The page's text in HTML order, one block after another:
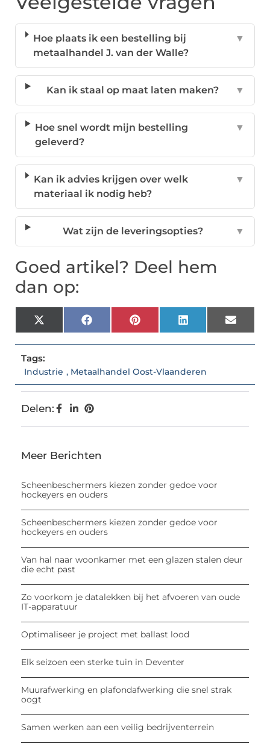
Hoe plaats ik een bestelling bij
metaalhandel J. van der Walle?
▼
Kan ik staal op maat laten maken? ▼
Hoe snel wordt mijn bestelling
geleverd?
▼
Kan ik advies krijgen over welk
materiaal ik nodig heb?
▼
Wat zijn de leveringsopties? ▼
Goed artikel? Deel hem
dan op:
X
(Twitter)
FacebookPinterestLinkedIn Email
Tags:
Industrie , Metaalhandel Oost-Vlaanderen
Delen:
Meer Berichten
Scheenbeschermers kiezen zonder gedoe voor
hockeyers en ouders
Scheenbeschermers kiezen zonder gedoe voor
hockeyers en ouders
Van hal naar woonkamer met een glazen stalen deur
die echt past
Zo voorkom je datalekken bij het afvoeren van oude
IT-apparatuur
Optimaliseer je project met ballast lood
Elk seizoen een sterke tuin in Deventer
Muurafwerking en plafondafwerking die snel strak
oogt
Samen werken aan een veilig bedrijventerrein